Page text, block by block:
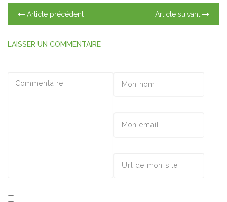
Article précédent Article suivant
LAISSER UN COMMENTAIRE